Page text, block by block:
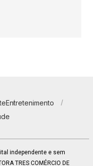
Entretenimento
independente e sem
TRES COMÉRCIO DE